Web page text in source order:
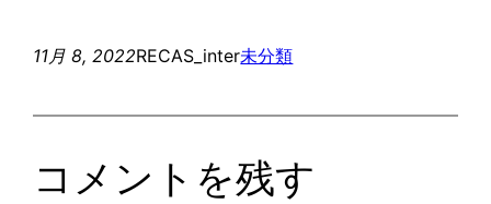
11月 8, 2022RECAS_inter未分類
コメントを残す